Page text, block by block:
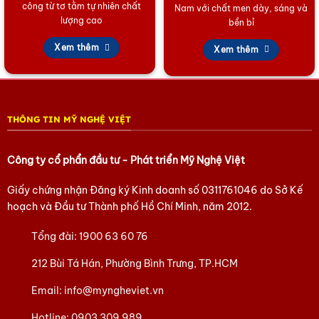
Trúc (Cây Trúc)
khiết. Trúc là biểu tượng của người quân tử, luôn giữ vững
phẩm chất và lòng trung thành, không bị khuất phục trước
khó khăn.
công từ tơ tằm tự nhiên chất
lượng cao
Xem thêm
Nam với chất men dày, sáng và
bền bỉ
Xem thêm
THÔNG TIN MỸ NGHỆ VIỆT
Công ty cổ phẩn đầu tư - Phát triển Mỹ Nghệ Việt
Giấy chứng nhận Đăng ký Kinh doanh số0311761046 do Sở Kế
hoạch và Đầu tư Thành phố Hồ Chí Minh, năm 2012.
Tổng đài:1900 63 60 76
212 Bùi Tá Hán, Phường Bình Trưng, TP.HCM
Email: info@myngheviet.vn